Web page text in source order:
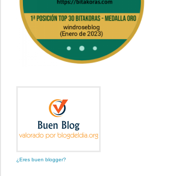
¿Eres buen blogger?